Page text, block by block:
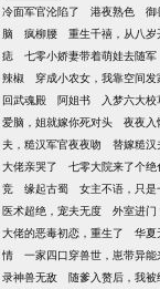
冷面军官沦陷了
港夜熟色 御
脑
疯柳腰 重生千禧，从八岁
痣
七零小娇妻带着萌娃去随军
辣椒
穿成小农女，我靠空间发
回武魂殿
阿姐书 入梦六大
爱脑，姐就嫁你死对头
夜夜入
夫，糙汉军官夜夜吻
替嫁糙汉
大佬亲哭了
七零大院来了个绝
竞
缘起古蜀 女主不语，只是
医术超绝，宠夫无度
外室进门
大佬的恶毒初恋，重生了
华夏
情
一家四口穿兽世，崽带异能
录神兽无敌
随爹入赘后，我